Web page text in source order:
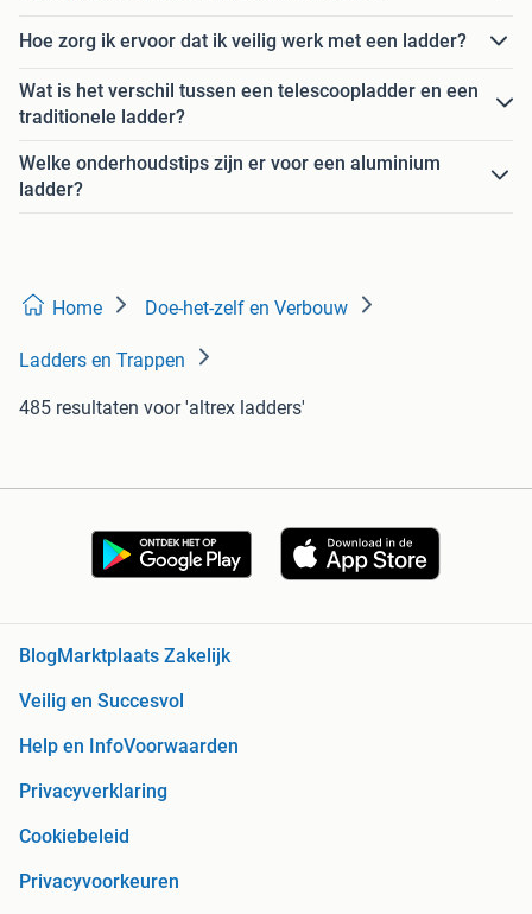
Hoe zorg ik ervoor dat ik veilig werk met een ladder?
Wat is het verschil tussen een telescoopladder en een
traditionele ladder?
Welke onderhoudstips zijn er voor een aluminium
ladder?
Home Doe-het-zelf en Verbouw
Ladders en Trappen
485 resultaten voor 'altrex ladders'
BlogMarktplaats Zakelijk
Veilig en Succesvol
Help en InfoVoorwaarden
Privacyverklaring
Cookiebeleid
Privacyvoorkeuren